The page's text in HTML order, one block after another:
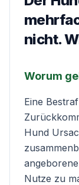
nicht.
Worum
Eine
Hund
Nutze zu